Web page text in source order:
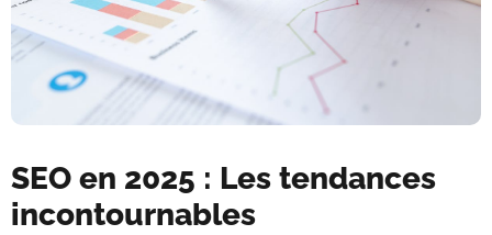
SEO en 2025 : Les tendances
incontournables